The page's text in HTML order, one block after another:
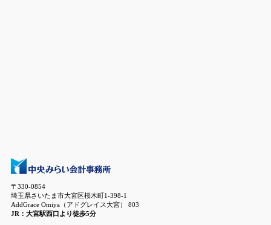
〒330-0854
埼玉県さいたま市大宮区桜木町1-398-1
AddGrace Omiya（アドグレイス大宮） 803
JR：大宮駅西口より徒歩5分